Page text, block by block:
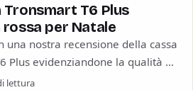
T6 Plus
per Natale
una nostra recensione della cassa
Plus evidenziandone la qualità e
durata della…
lettura